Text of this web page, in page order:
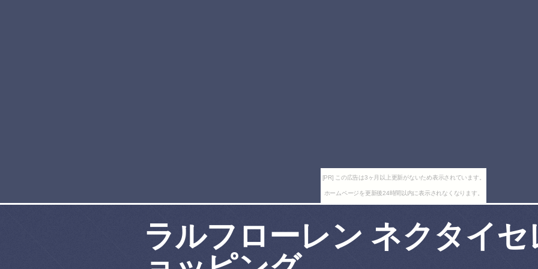
[PR] この広告は3ヶ月以上更新がないため表示されています。
ホームページを更新後24時間以内に表示されなくなります。
ラルフローレン ネクタイ